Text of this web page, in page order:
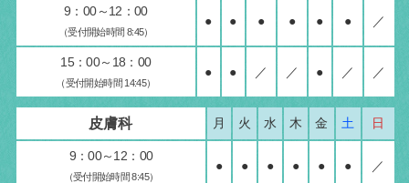
9：00～12：00
（受付開始時間 8:45）
● ● ● ● ● ● ／
15：00～18：00
（受付開始時間 14:45）
● ● ／ ／ ● ／ ／
皮膚科 月 火 水 木 金 土 日
9：00～12：00
（受付開始時間 8:45）
● ● ● ● ● ● ／